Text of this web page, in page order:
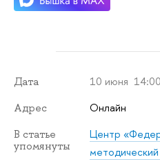
Дата 10 июня 14:00
Адрес Онлайн
В статье
упомянуты
Центр